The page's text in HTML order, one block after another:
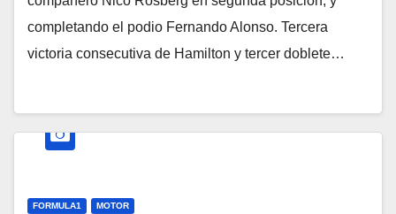
completando el podio Fernando Alonso. Tercera
victoria consecutiva de Hamilton y tercer doblete…
FORMULA1 MOTOR